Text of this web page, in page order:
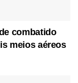
combatido
meios aéreos